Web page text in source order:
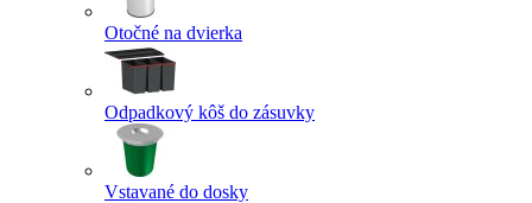
Otočné na dvierka
Odpadkový kôš do zásuvky
Vstavané do dosky